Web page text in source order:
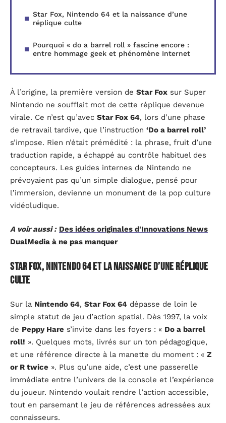
Star Fox, Nintendo 64 et la naissance d’une
réplique culte
Pourquoi « do a barrel roll » fascine encore :
entre hommage geek et phénomène Internet
À l’origine, la première version de Star Fox sur Super
Nintendo ne soufflait mot de cette réplique devenue
virale. Ce n’est qu’avec Star Fox 64, lors d’une phase
de retravail tardive, que l’instruction ‘Do a barrel roll’
s’impose. Rien n’était prémédité : la phrase, fruit d’une
traduction rapide, a échappé au contrôle habituel des
concepteurs. Les guides internes de Nintendo ne
prévoyaient pas qu’un simple dialogue, pensé pour
l’immersion, devienne un monument de la pop culture
vidéoludique.
A voir aussi : Des idées originales d'Innovations News
DualMedia à ne pas manquer
Star Fox, Nintendo 64 et la naissance d’une réplique
culte
Sur la Nintendo 64, Star Fox 64 dépasse de loin le
simple statut de jeu d’action spatial. Dès 1997, la voix
de Peppy Hare s’invite dans les foyers : « Do a barrel
roll! ». Quelques mots, livrés sur un ton pédagogique,
et une référence directe à la manette du moment : « Z
or R twice ». Plus qu’une aide, c’est une passerelle
immédiate entre l’univers de la console et l’expérience
du joueur. Nintendo voulait rendre l’action accessible,
tout en parsemant le jeu de références adressées aux
connaisseurs.